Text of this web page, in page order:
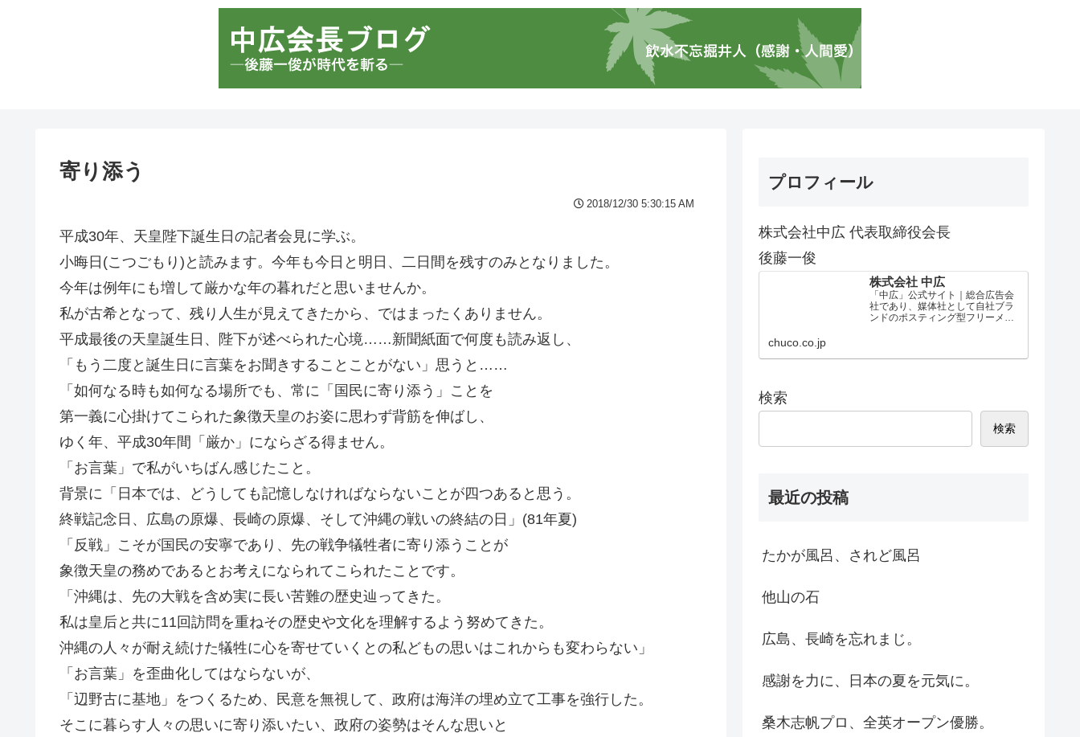
寄り添う
2018/12/30 5:30:15 AM
平成30年、天皇陛下誕生日の記者会見に学ぶ。
小晦日(こつごもり)と読みます。今年も今日と明日、二日間を残すのみとなりました。
今年は例年にも増して厳かな年の暮れだと思いませんか。
私が古希となって、残り人生が見えてきたから、ではまったくありません。
平成最後の天皇誕生日、陛下が述べられた心境……新聞紙面で何度も読み返し、
「もう二度と誕生日に言葉をお聞きすることことがない」思うと……
「如何なる時も如何なる場所でも、常に「国民に寄り添う」ことを
第一義に心掛けてこられた象徴天皇のお姿に思わず背筋を伸ばし、
ゆく年、平成30年間「厳か」にならざる得ません。
「お言葉」で私がいちばん感じたこと。
背景に「日本では、どうしても記憶しなければならないことが四つあると思う。
終戦記念日、広島の原爆、長崎の原爆、そして沖縄の戦いの終結の日」(81年夏)
「反戦」こそが国民の安寧であり、先の戦争犠牲者に寄り添うことが
象徴天皇の務めであるとお考えになられてこられたことです。
「沖縄は、先の大戦を含め実に長い苦難の歴史辿ってきた。
私は皇后と共に11回訪問を重ねその歴史や文化を理解するよう努めてきた。
沖縄の人々が耐え続けた犠牲に心を寄せていくとの私どもの思いはこれからも変わらない」
「お言葉」を歪曲化してはならないが、
「辺野古に基地」をつくるため、民意を無視して、政府は海洋の埋め立て工事を強行した。
そこに暮らす人々の思いに寄り添いたい、政府の姿勢はそんな思いと
プロフィール
株式会社中広 代表取締役会長
後藤一俊
株式会社 中広
「中広」公式サイト｜総合広告会
社であり、媒体社として自社ブラ
ンドのポスティング型フリーメデ
chuco.co.jp
検索
検索
最近の投稿
たかが風呂、されど風呂
他山の石
広島、長崎を忘れまじ。
感謝を力に、日本の夏を元気に。
桑木志帆プロ、全英オープン優勝。